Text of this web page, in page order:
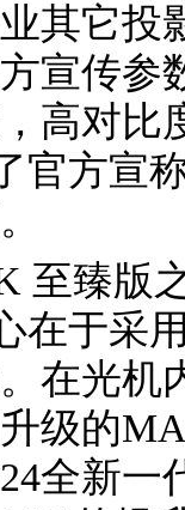
其它投
宣传参
高对比
官方宣
至臻版
在于采
在光机
级的
全新一